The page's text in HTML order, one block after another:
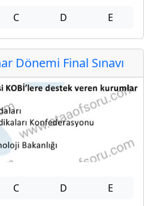
C D E
Dönemi Final Sınavı
C D E